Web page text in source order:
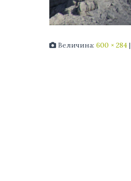
Величина: 600 × 284 |